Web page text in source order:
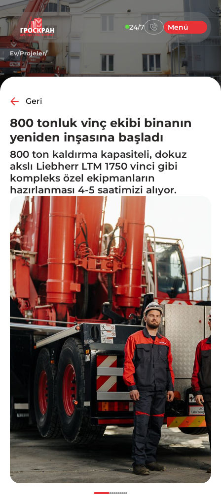
24/7 Menü
Ev/Projeler/
Geri
800 tonluk vinç ekibi binanın
yeniden inşasına başladı
800 ton kaldırma kapasiteli, dokuz
akslı Liebherr LTM 1750 vinci gibi
kompleks özel ekipmanların
hazırlanması 4-5 saatimizi alıyor.